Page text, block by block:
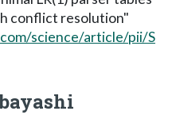
conflict resolution"
science/article/pii/S